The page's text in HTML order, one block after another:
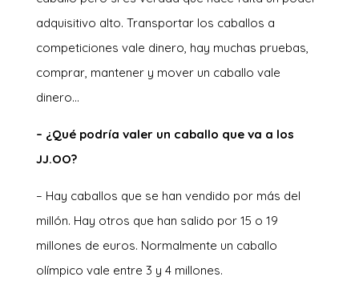
adquisitivo alto. Transportar los caballos a
competiciones vale dinero, hay muchas pruebas,
comprar, mantener y mover un caballo vale
dinero…
– ¿Qué podría valer un caballo que va a los
JJ.OO?
– Hay caballos que se han vendido por más del
millón. Hay otros que han salido por 15 o 19
millones de euros. Normalmente un caballo
olímpico vale entre 3 y 4 millones.